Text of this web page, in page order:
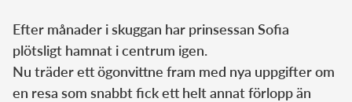
Efter månader i skuggan har prinsessan Sofia
plötsligt hamnat i centrum igen.
Nu träder ett ögonvittne fram med nya uppgifter om
en resa som snabbt fick ett helt annat förlopp än